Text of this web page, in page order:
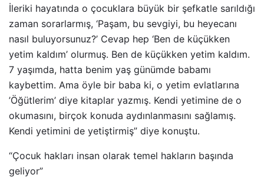
İleriki hayatında o çocuklara büyük bir şefkatle sarıldığı
zaman sorarlarmış, ‘Paşam, bu sevgiyi, bu heyecanı
nasıl buluyorsunuz?’ Cevap hep ‘Ben de küçükken
yetim kaldım’ olurmuş. Ben de küçükken yetim kaldım.
7 yaşımda, hatta benim yaş günümde babamı
kaybettim. Ama öyle bir baba ki, o yetim evlatlarına
’Öğütlerim’ diye kitaplar yazmış. Kendi yetimine de o
okumasını, birçok konuda aydınlanmasını sağlamış.
Kendi yetimini de yetiştirmiş” diye konuştu.
“Çocuk hakları insan olarak temel hakların başında
geliyor”